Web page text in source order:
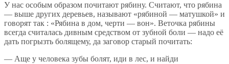
У нас особым образом почитают рябину. Считают, что рябина
— выше других деревьев, называют «рябиной — матушкой» и
говорят так : «Рябина в дом, черти — вон». Веточка рябины
всегда считалась дивным средством от зубной боли — надо её
дать погрызть болящему, да заговор старый почитать:
— Аще у человека зубы болят, иди в лес, и найди